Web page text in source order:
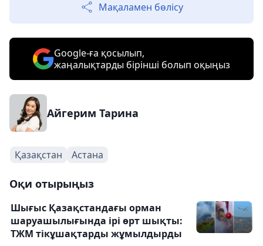
Мақаламен бөлісу
Google-ға қосылып,
жаңалықтарды бірінші болып оқыңыз
Айгерим Тарина
Қазақстан Астана
Оқи отырыңыз
Шығыс Қазақстандағы орман
шаруашылығында ірі өрт шықты:
ТЖМ тікұшақтарды жұмылдырды